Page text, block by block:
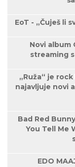
EoT - „Čuješ li
Novi album
streaming
„Ruža“ je
najavljuje novi
Bad Red
You Tell Me
EDO